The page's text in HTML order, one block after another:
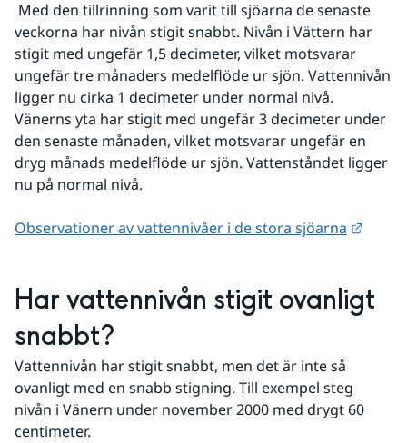
Med den tillrinning som varit till sjöarna de senaste
veckorna har nivån stigit snabbt. Nivån i Vättern har
stigit med ungefär 1,5 decimeter, vilket motsvarar
ungefär tre månaders medelflöde ur sjön. Vattennivån
ligger nu cirka 1 decimeter under normal nivå.
Vänerns yta har stigit med ungefär 3 decimeter under
den senaste månaden, vilket motsvarar ungefär en
dryg månads medelflöde ur sjön. Vattenståndet ligger
nu på normal nivå.
Observationer av vattennivåer i de stora sjöarna
Har vattennivån stigit ovanligt
snabbt?
Vattennivån har stigit snabbt, men det är inte så
ovanligt med en snabb stigning. Till exempel steg
nivån i Vänern under november 2000 med drygt 60
centimeter.